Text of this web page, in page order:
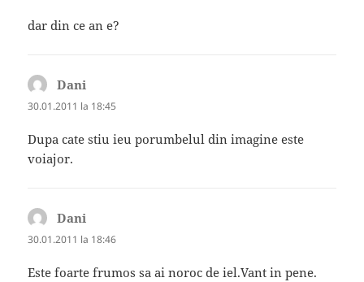
dar din ce an e?
Dani
30.01.2011 la 18:45
Dupa cate stiu ieu porumbelul din imagine este
voiajor.
Dani
30.01.2011 la 18:46
Este foarte frumos sa ai noroc de iel.Vant in pene.